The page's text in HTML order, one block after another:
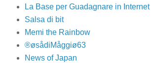
La Base per Guadagnare in Internet
Salsa di bit
Memi the Rainbow
®øsådiMåggiø63
News of Japan